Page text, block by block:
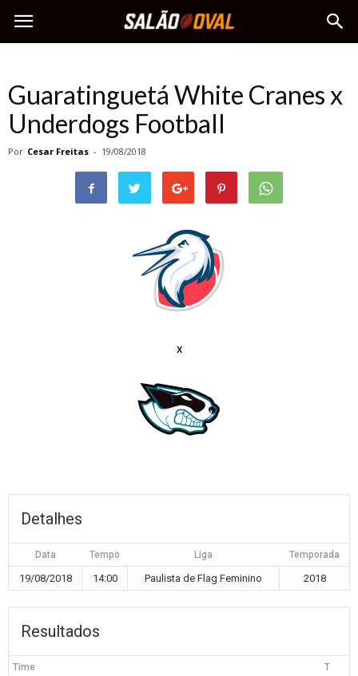
Guaratinguetá White Cranes x
Underdogs Football
Por Cesar Freitas - 19/08/2018
x
Detalhes
Data Tempo Liga Temporada
19/08/2018 14:00 Paulista de Flag Feminino 2018
Resultados
Time T